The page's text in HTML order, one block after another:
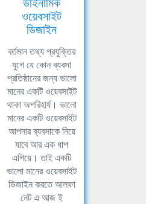
ওয়েবসাইট
ডিজাইন
বর্তমান তথ্য প্রযুক্তির
যুগে যে কোন ব্যবসা
প্রতিষ্ঠানের জন্য ভালো
মানের একটি ওয়েবসাইট
থাকা অপরিহার্য। ভালো
মানের একটি ওয়েবসাইট
আপনার ব্যবসাকে নিয়ে
যাবে আর এক ধাপ
এগিয়ে। তাই একটি
ভালো মানের ওয়েবসাইট
ডিজাইন করতে আলফা
নেট এ আজ ই